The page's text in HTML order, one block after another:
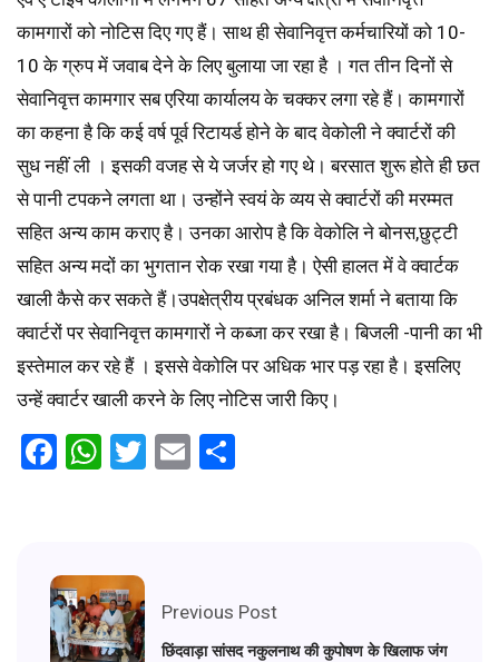
कामगारों को नोटिस दिए गए हैं। साथ ही सेवानिवृत्त कर्मचारियों को 10-
10 के ग्रुप में जवाब देने के लिए बुलाया जा रहा है । गत तीन दिनों से
सेवानिवृत्त कामगार सब एरिया कार्यालय के चक्कर लगा रहे हैं। कामगारों
का कहना है कि कई वर्ष पूर्व रिटायर्ड होने के बाद वेकोली ने क्वार्टरों की
सुध नहीं ली । इसकी वजह से ये जर्जर हो गए थे। बरसात शुरू होते ही छत
से पानी टपकने लगता था। उन्होंने स्वयं के व्यय से क्वार्टरों की मरम्मत
सहित अन्य काम कराए है। उनका आरोप है कि वेकोलि ने बोनस,छुट्टी
सहित अन्य मदों का भुगतान रोक रखा गया है। ऐसी हालत में वे क्वार्टक
खाली कैसे कर सकते हैं।उपक्षेत्रीय प्रबंधक अनिल शर्मा ने बताया कि
क्वार्टरों पर सेवानिवृत्त कामगारों ने कब्जा कर रखा है। बिजली -पानी का भी
इस्तेमाल कर रहे हैं । इससे वेकोलि पर अधिक भार पड़ रहा है। इसलिए
उन्हें क्वार्टर खाली करने के लिए नोटिस जारी किए।
Facebook
WhatsApp
Twitter
Email
Previous Post
छिंदवाड़ा सांसद नकुलनाथ की कुपोषण के खिलाफ जंग